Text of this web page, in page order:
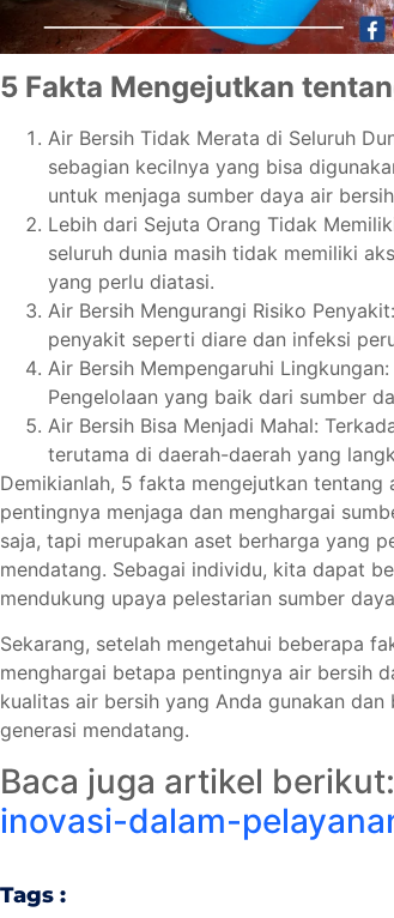
5 Fakta Mengejutkan
Air Bersih Tidak Merata di Seluruh
sebagian kecilnya yang bisa
untuk menjaga sumber daya air
Lebih dari Sejuta Orang Tidak
seluruh dunia masih tidak memiliki
yang perlu diatasi.
Air Bersih Mengurangi Risiko
penyakit seperti diare dan infeksi
Air Bersih Mempengaruhi
Pengelolaan yang baik dari sumber
Air Bersih Bisa Menjadi Mahal:
terutama di daerah-daerah yang
Demikianlah, 5 fakta mengejutkan tentang
pentingnya menjaga dan menghargai
saja, tapi merupakan aset berharga yang
mendatang. Sebagai individu, kita dapat
mendukung upaya pelestarian sumber
Sekarang, setelah mengetahui beberapa
menghargai betapa pentingnya air bersih
kualitas air bersih yang Anda gunakan
generasi mendatang.
Baca juga artikel berikut:
inovasi-dalam-
Tags :